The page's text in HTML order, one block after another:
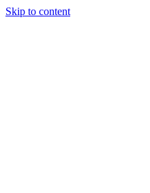
Skip to content